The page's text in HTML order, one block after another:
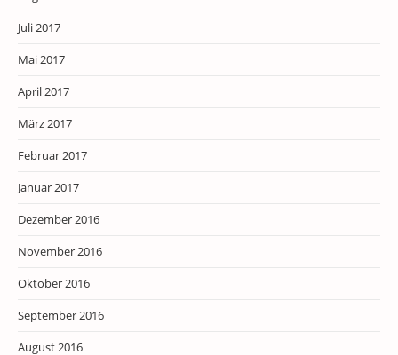
Juli 2017
Mai 2017
April 2017
März 2017
Februar 2017
Januar 2017
Dezember 2016
November 2016
Oktober 2016
September 2016
August 2016